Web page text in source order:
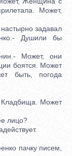
Может,
задавал
Душили бы
Может, они
боятся. Может
быть, погода
Может
лицо?
пачку писем,